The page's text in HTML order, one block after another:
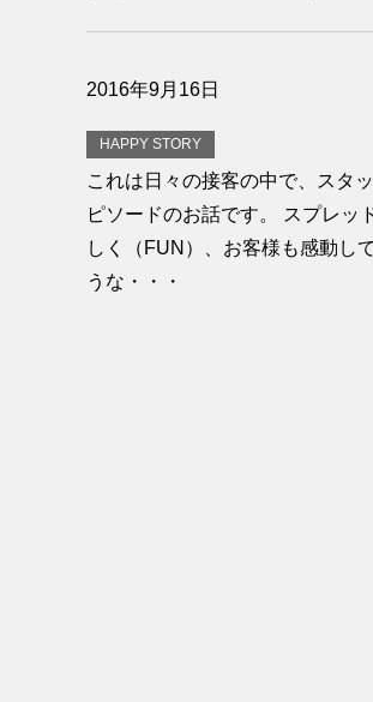
2016年9月16日
HAPPY STORY
これは日々の接客の中で、スタ
ピソードのお話です。 スプレッ
しく（FUN）、お客様も感動し
うな・・・